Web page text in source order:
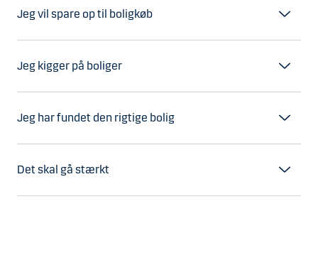
Jeg vil spare op til boligkøb
Jeg kigger på boliger
Jeg har fundet den rigtige bolig
Det skal gå stærkt